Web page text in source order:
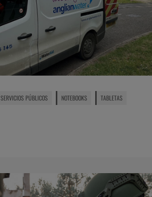
SERVICIOS PÚBLICOS NOTEBOOKS TABLETAS